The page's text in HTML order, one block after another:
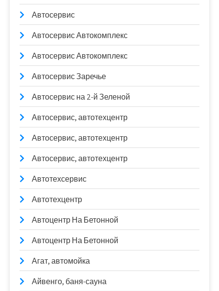
Автосервис
Автосервис Автокомплекс
Автосервис Автокомплекс
Автосервис Заречье
Автосервис на 2-й Зеленой
Автосервис, автотехцентр
Автосервис, автотехцентр
Автосервис, автотехцентр
Автотехсервис
Автотехцентр
Автоцентр На Бетонной
Автоцентр На Бетонной
Агат, автомойка
Айвенго, баня-сауна